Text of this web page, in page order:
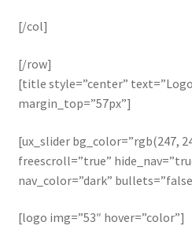
[/col]
[/row]
[title style=”center”
margin_top=”57px”]
[ux_slider bg_color=”rgb(247,
freescroll=”true”
nav_color=”dark”
[logo img=”53″ hover=”color”]